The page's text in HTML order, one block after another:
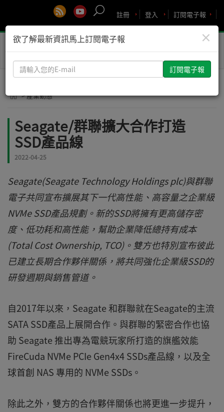
訂閱電子報
登入
註冊
Toggle
> 產業動態
Seagate/群聯擴大合作打造
SSD產品線
2022-04-25
Seagate(Seagate Technology Holdings plc)與群聯
電子共同宣布擴展其下一代高性能、高容量之企業級
NVMe SSD產品規劃。新的SSD將擁有更高儲存密
度、低功耗和高性能，幫助企業降低總持有成本
(Total Cost Ownership, TCO)。雙方也特別宣布彼此
已建立長期合作夥伴關係，將共同強化企業級SSD的
研發週期與銷售管道。
自2017年以來，Seagate 和群聯就在Seagate的主流
SATA SSD產品上展開合作。與群聯的緊密合作也協
助 Seagate 推出專為電競玩家所打造的旗艦效能
FireCuda NVMe PCIe Gen4x4 SSDs產品線，以及全
球首創 NAS 專用的 NVMe SSDs。
除此之外，雙方的合作夥伴關係也將更進一步提升，
×
欲了解最新資訊馬上訂閱電子報
請
輸
您
E-
mail